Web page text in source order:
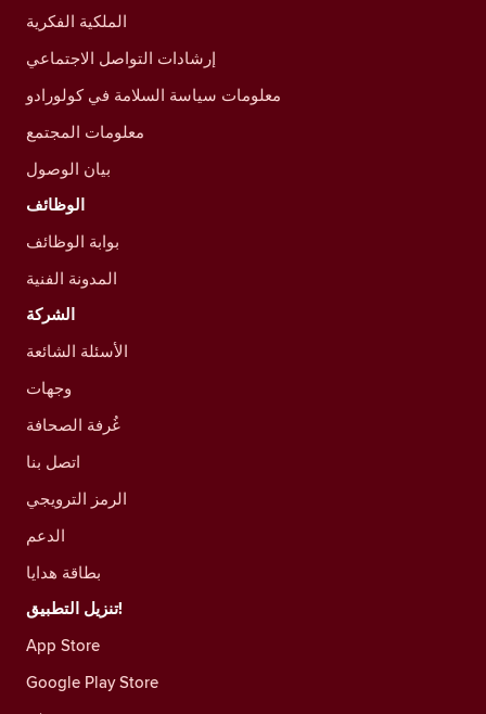
الملكية الفكرية
إرشادات التواصل الاجتماعي
معلومات سياسة السلامة في كولورادو
معلومات المجتمع
بيان الوصول
الوظائف
بوابة الوظائف
المدونة الفنية
الشركة
الأسئلة الشائعة
وجهات
غُرفة الصحافة
اتصل بنا
الرمز الترويجي
الدعم
بطاقة هدايا
تنزيل التطبيق!
App Store
Google Play Store